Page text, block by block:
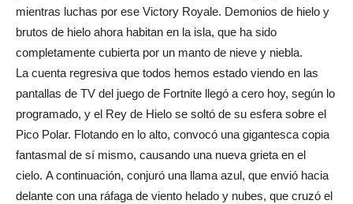
mientras luchas por ese Victory Royale. Demonios de hielo y
brutos de hielo ahora habitan en la isla, que ha sido
completamente cubierta por un manto de nieve y niebla.
La cuenta regresiva que todos hemos estado viendo en las
pantallas de TV del juego de Fortnite llegó a cero hoy, según lo
programado, y el Rey de Hielo se soltó de su esfera sobre el
Pico Polar. Flotando en lo alto, convocó una gigantesca copia
fantasmal de sí mismo, causando una nueva grieta en el
cielo. A continuación, conjuró una llama azul, que envió hacia
delante con una ráfaga de viento helado y nubes, que cruzó el